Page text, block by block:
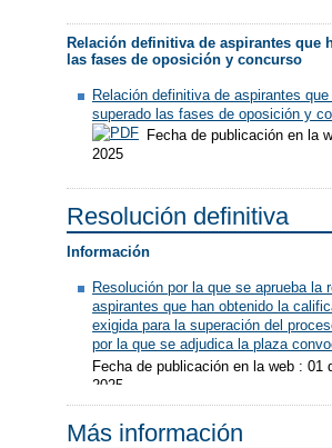
Relación definitiva de aspirantes que
las fases de oposición y concurso
Relación definitiva de aspirantes que
superado las fases de oposición y
Fecha de publicación en la
2025
Resolución definitiva
Información
Resolución por la que se aprueba la
aspirantes que han obtenido la
exigida para la superación del
por la que se adjudica la plaza
Fecha de publicación en la web : 01
2025
Más información